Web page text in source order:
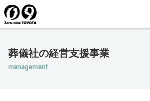
葬儀社の経営支援事業
management